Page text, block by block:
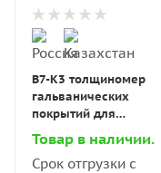
В7-К3 толщиномер
гальванических
покрытий для
магнитного (сталь)
основания с поверкой
Товар в наличии.
Срок отгрузки с